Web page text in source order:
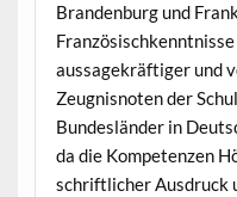
Brandenburg und
aussagekräftiger und
Zeugnisnoten der
Bundesländer in
da die Kompetenzen
schriftlicher Ausdruck